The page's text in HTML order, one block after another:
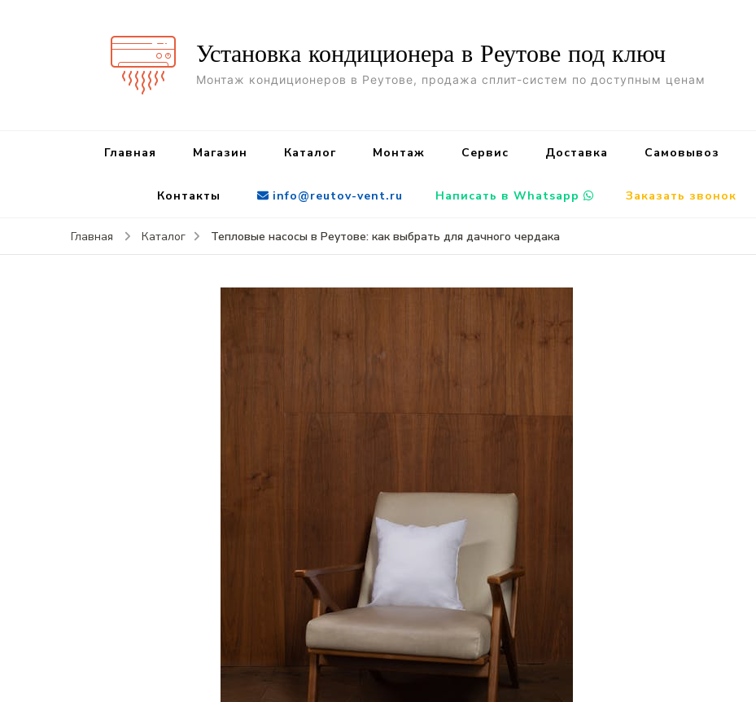
Установка кондиционера в Реутове под ключ
Монтаж кондиционеров в Реутове, продажа сплит-систем по доступным ценам
Главная Магазин Каталог Монтаж Сервис Доставка Самовывоз
Контакты info@reutov-vent.ru Написать в Whatsapp Заказать звонок
Главная Каталог Тепловые насосы в Реутове: как выбрать для дачного чердака